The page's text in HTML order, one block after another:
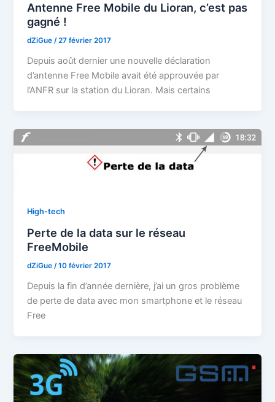
Antenne Free Mobile du Lioran, c’est pas
gagné !
dZiGue/27 février 2017
Depuis août dernier une nouvelle déclaration
d’antenne Free Mobile avait été approuvée par
l’ANFR sur la station du Lioran. Mais certains
High-tech
Perte de la data sur le réseau
FreeMobile
dZiGue/10 février 2017
Depuis la fin d’année dernière, j’ai un gros problème
de perte de data avec mon smartphone et le réseau
Free